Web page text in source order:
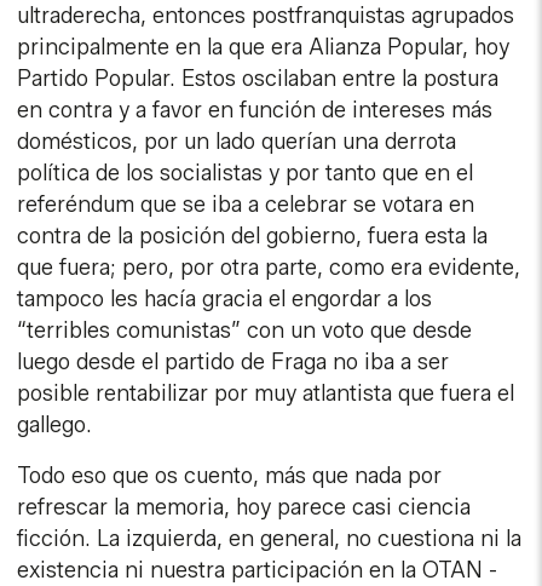
ultraderecha, entonces postfranquistas agrupados
principalmente en la que era Alianza Popular, hoy
Partido Popular. Estos oscilaban entre la postura
en contra y a favor en función de intereses más
domésticos, por un lado querían una derrota
política de los socialistas y por tanto que en el
referéndum que se iba a celebrar se votara en
contra de la posición del gobierno, fuera esta la
que fuera; pero, por otra parte, como era evidente,
tampoco les hacía gracia el engordar a los
“terribles comunistas” con un voto que desde
luego desde el partido de Fraga no iba a ser
posible rentabilizar por muy atlantista que fuera el
gallego.
Todo eso que os cuento, más que nada por
refrescar la memoria, hoy parece casi ciencia
ficción. La izquierda, en general, no cuestiona ni la
existencia ni nuestra participación en la OTAN -